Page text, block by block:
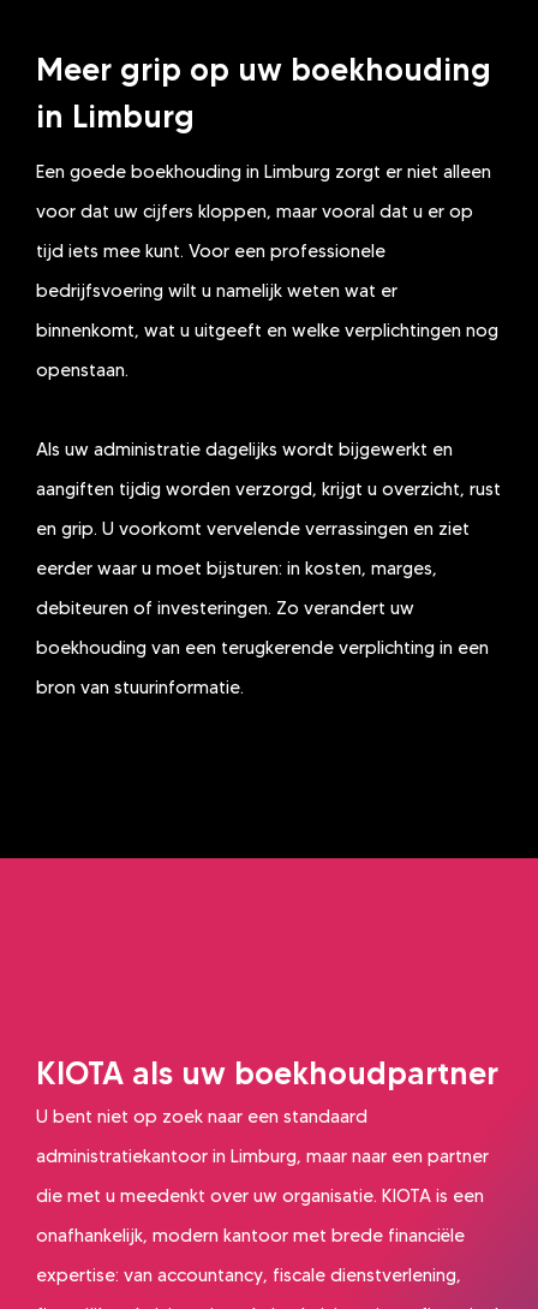
Meer grip op uw boekhouding
in Limburg
Een goede boekhouding in Limburg zorgt er niet alleen
voor dat uw cijfers kloppen, maar vooral dat u er op
tijd iets mee kunt. Voor een professionele
bedrijfsvoering wilt u namelijk weten wat er
binnenkomt, wat u uitgeeft en welke verplichtingen nog
openstaan.
Als uw administratie dagelijks wordt bijgewerkt en
aangiften tijdig worden verzorgd, krijgt u overzicht, rust
en grip. U voorkomt vervelende verrassingen en ziet
eerder waar u moet bijsturen: in kosten, marges,
debiteuren of investeringen. Zo verandert uw
boekhouding van een terugkerende verplichting in een
bron van stuurinformatie.
KIOTA als uw boekhoudpartner
U bent niet op zoek naar een standaard
administratiekantoor in Limburg, maar naar een partner
die met u meedenkt over uw organisatie. KIOTA is een
onafhankelijk, modern kantoor met brede financiële
expertise: van accountancy, fiscale dienstverlening,